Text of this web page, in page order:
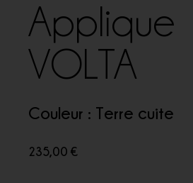
Applique
VOLTA
Couleur : Terre cuite
235,00 €